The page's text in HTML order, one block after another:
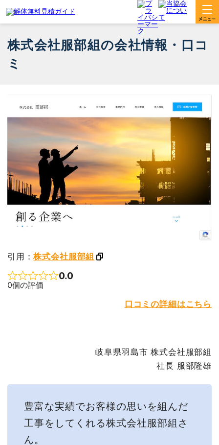
株式会社服部組の会社情報・口コ
ミ
引用：株式会社服部組
Rated 0 out of 5
0.0
0個の評価
口コミの詳細はこちら
岐阜県羽島市 株式会社服部組
社長 服部隆雄
豊富な実績でお客様の思いを組んだ
工事をしてくれる株式会社服部組さ
ん。